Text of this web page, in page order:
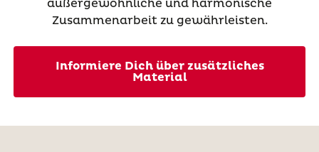
außergewöhnliche und harmonische
Zusammenarbeit zu gewährleisten.
Informiere Dich über zusätzliches
Material